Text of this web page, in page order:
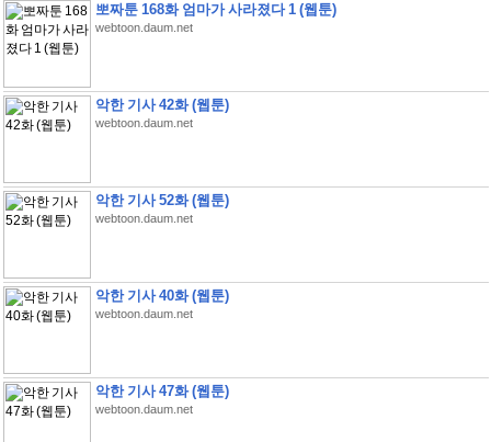
뽀짜툰 168화 엄마가 사라졌다 1 (웹툰)
webtoon.daum.net
악한 기사 42화 (웹툰)
webtoon.daum.net
악한 기사 52화 (웹툰)
webtoon.daum.net
악한 기사 40화 (웹툰)
webtoon.daum.net
악한 기사 47화 (웹툰)
webtoon.daum.net